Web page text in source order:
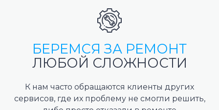
БЕРЕМСЯ ЗА РЕМОНТ
ЛЮБОЙ СЛОЖНОСТИ
К нам часто обращаются клиенты других
сервисов, где их проблему не смогли решить,